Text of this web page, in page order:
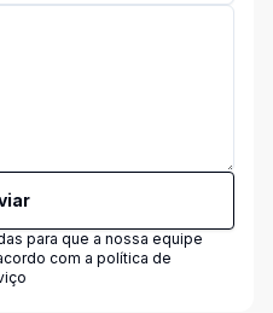
para que a nossa equipe
com a política de